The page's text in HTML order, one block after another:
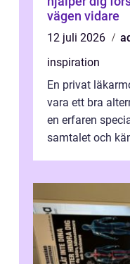
vägen vidare
12 juli 2026
inspiration
En privat
vara ett bra
en erfaren
samtalet och